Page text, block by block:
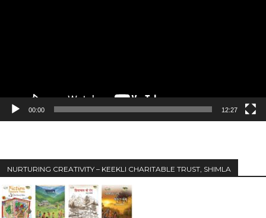
00:00 12:27
NURTURING CREATIVITY – KEEKLI CHARITABLE TRUST, SHIMLA